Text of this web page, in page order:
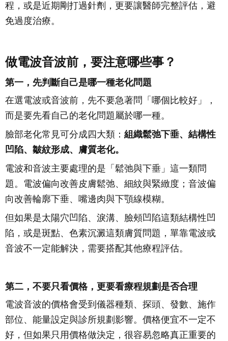
程，或是近期剛打過針劑，更要讓醫師完整評估，避
免過度治療。
做電波音波前，要注意哪些事？
第一，先判斷自己是哪一種老化問題
在選電波或音波前，先不要急著問「哪個比較好」，
而是要先看自己的老化問題屬於哪一種。
臉部老化常見可分成四大類： 組織鬆弛下垂、結構性
凹陷、皺紋形成、膚質老化。
電波和音波主要處理的是「鬆弛與下垂」這一類問
題。電波偏向改善皮膚鬆弛、細紋與緊緻度；音波偏
向改善輪廓下垂、嘴邊肉與下顎線模糊。
但如果是太陽穴凹陷、淚溝、臉頰凹陷這類結構性凹
陷，或是斑點、色素沉澱這類膚質問題，單靠電波或
音波不一定能解決，需要搭配其他療程評估。
第二，不要只看價格，更要看療程規劃是否合理
電波音波的價格會受到儀器種類、探頭、發數、施作
部位、能量設定與診所規劃影響。價格便宜不一定不
好，但如果只用價格做決定，很容易忽略真正重要的